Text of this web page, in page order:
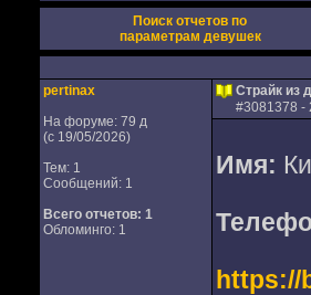
Поиск отчетов по
параметрам девушек
pertinax
На форуме: 79 д
(с 19/05/2026)
Тем: 1
Сообщений: 1
Всего отчетов: 1
Обломинго: 1
Страйк из
#3081378 -
Имя:
https://